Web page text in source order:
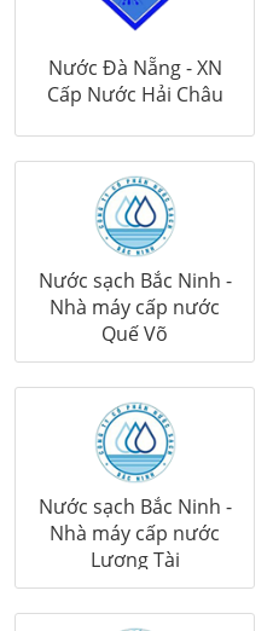
Nước Đà Nẵng - XN
Cấp Nước Hải Châu
Nước sạch Bắc Ninh -
Nhà máy cấp nước
Quế Võ
Nước sạch Bắc Ninh -
Nhà máy cấp nước
Lương Tài